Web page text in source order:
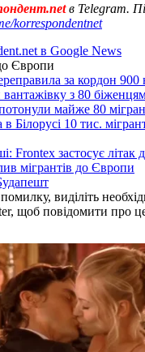
в Telegram.
korrespondentnet
в Google News
Європи
за кордон 900
з 80
потонули майже 80
Білорусі 10 тис.
Frontex застосує літак
мігрантів до Європи
виділіть
щоб повідомити про